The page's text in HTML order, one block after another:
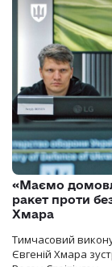
«Маємо
ракет проти
Хмара
Тимчасовий
Євгеній Хмара